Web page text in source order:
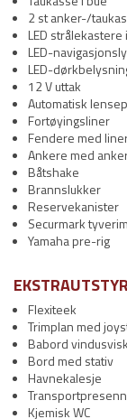
2 st anker-/
LED strålekastere
LED-
LED-
12 V uttak
Automatisk
Fortøyingsliner
Fendere med
Ankere med
Båtshake
Brannslukker
Reservekanister
Securmark
Yamaha pre-rig
EKSTRAUTSTYR
Flexiteek
Trimplan med
Babord
Bord med stativ
Havnekalesje
Kjemisk WC